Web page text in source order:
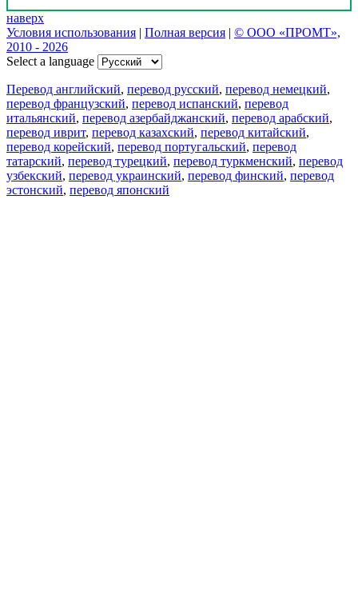
наверх
Условия использования | Полная версия | © ООО «ПРОМТ»,
2010 - 2026
Select a language
Перевод английский, перевод русский, перевод немецкий,
перевод французский, перевод испанский, перевод
итальянский, перевод азербайджанский, перевод арабский,
перевод иврит, перевод казахский, перевод китайский,
перевод корейский, перевод португальский, перевод
татарский, перевод турецкий, перевод туркменский, перевод
узбекский, перевод украинский, перевод финский, перевод
эстонский, перевод японский